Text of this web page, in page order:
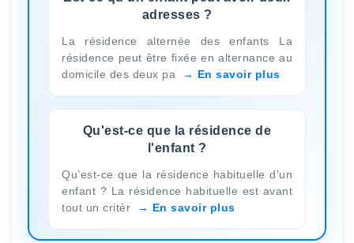
adresses ?
La résidence alternée des enfants La
résidence peut être fixée en alternance au
domicile des deux pa
En savoir plus
Qu'est-ce que la résidence de
l'enfant ?
Qu’est-ce que la résidence habituelle d’un
enfant ? La résidence habituelle est avant
tout un critèr
En savoir plus